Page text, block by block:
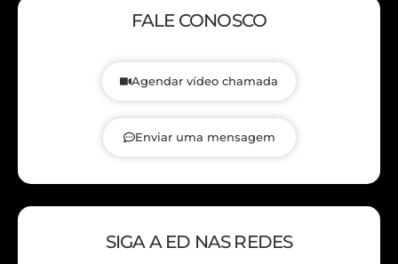
FALE CONOSCO
Agendar vídeo chamada
Enviar uma mensagem
SIGA A ED NAS REDES